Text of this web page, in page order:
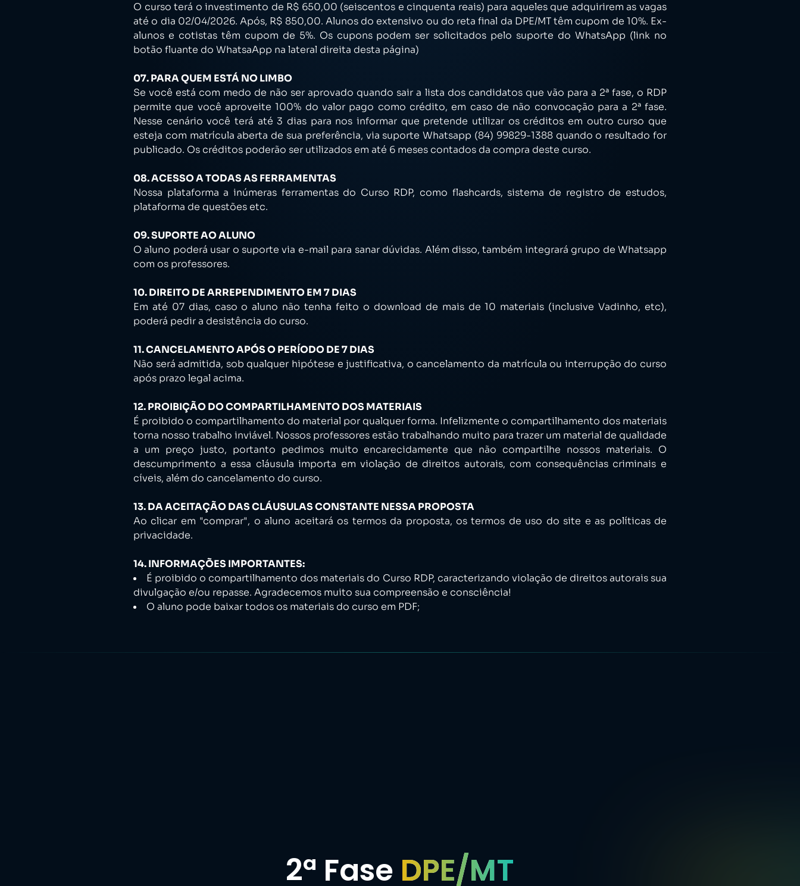
O curso terá o investimento de R$ 650,00 (seiscentos e cinquenta reais) para aqueles que adquirirem as vagas
até o dia 02/04/2026. Após, R$ 850,00. Alunos do extensivo ou do reta final da DPE/MT têm cupom de 10%. Ex-
alunos e cotistas têm cupom de 5%. Os cupons podem ser solicitados pelo suporte do WhatsApp (link no
botão fluante do WhatsaApp na lateral direita desta página)
07. PARA QUEM ESTÁ NO LIMBO
Se você está com medo de não ser aprovado quando sair a lista dos candidatos que vão para a 2ª fase, o RDP
permite que você aproveite 100% do valor pago como crédito, em caso de não convocação para a 2ª fase.
Nesse cenário você terá até 3 dias para nos informar que pretende utilizar os créditos em outro curso que
esteja com matrícula aberta de sua preferência, via suporte Whatsapp (84) 99829-1388 quando o resultado for
publicado. Os créditos poderão ser utilizados em até 6 meses contados da compra deste curso.
08. ACESSO A TODAS AS FERRAMENTAS
Nossa plataforma a inúmeras ferramentas do Curso RDP, como flashcards, sistema de registro de estudos,
plataforma de questões etc.
09. SUPORTE AO ALUNO
O aluno poderá usar o suporte via e-mail para sanar dúvidas. Além disso, também integrará grupo de Whatsapp
com os professores.
10. DIREITO DE ARREPENDIMENTO EM 7 DIAS
Em até 07 dias, caso o aluno não tenha feito o download de mais de 10 materiais (inclusive Vadinho, etc),
poderá pedir a desistência do curso.
11. CANCELAMENTO APÓS O PERÍODO DE 7 DIAS
Não será admitida, sob qualquer hipótese e justificativa, o cancelamento da matrícula ou interrupção do curso
após prazo legal acima.
12. PROIBIÇÃO DO COMPARTILHAMENTO DOS MATERIAIS
É proibido o compartilhamento do material por qualquer forma. Infelizmente o compartilhamento dos materiais
torna nosso trabalho inviável. Nossos professores estão trabalhando muito para trazer um material de qualidade
a um preço justo, portanto pedimos muito encarecidamente que não compartilhe nossos materiais. O
descumprimento a essa cláusula importa em violação de direitos autorais, com consequências criminais e
cíveis, além do cancelamento do curso.
13. DA ACEITAÇÃO DAS CLÁUSULAS CONSTANTE NESSA PROPOSTA
Ao clicar em "comprar", o aluno aceitará os termos da proposta, os termos de uso do site e as políticas de
privacidade.
14. INFORMAÇÕES IMPORTANTES:
É proibido o compartilhamento dos materiais do Curso RDP, caracterizando violação de direitos autorais sua
divulgação e/ou repasse. Agradecemos muito sua compreensão e consciência!
O aluno pode baixar todos os materiais do curso em PDF;
2ª Fase DPE/MT